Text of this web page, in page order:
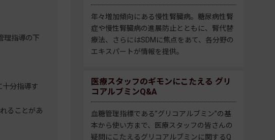
理指導の下
分指導す
ることがあ
年々増加傾向にある慢性腎臓病。糖尿病性腎
症や慢性腎臓病の進展防止とともに、腎代替
療法、さらにはSDMに焦点をあて、各分野の
エキスパートが情報を提供。
医療スタッフのギモンにこたえる グリ
コアルブミンQ&A
血糖管理指標である”グリコアルブミン”の基
本から使い方まで、医療スタッフの皆さんの
疑問にこたえるグリコアルブミンに関するQ